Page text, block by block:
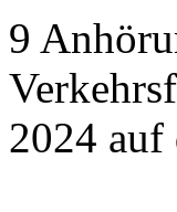
9
2024 auf